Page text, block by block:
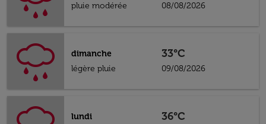
pluie modérée
08/08/2026
dimanche
légère pluie
33°C
09/08/2026
lundi
36°C